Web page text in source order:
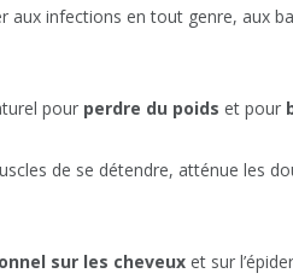
aux infections en tout genre, aux
pour perdre du poids et pour
de se détendre, atténue les
sur les cheveux et sur